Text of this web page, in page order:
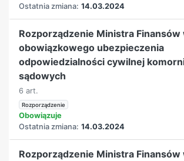
Ostatnia zmiana: 14.03.2024
Rozporządzenie Ministra Finansów
obowiązkowego ubezpieczenia
odpowiedzialności cywilnej
sądowych
6 art.
Rozporządzenie
Obowiązuje
Ostatnia zmiana: 14.03.2024
Rozporządzenie Ministra Finansów